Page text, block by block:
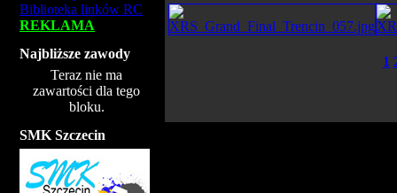
Biblioteka linków RC
REKLAMA
Najbliższe zawody
Teraz nie ma
zawartości dla tego
bloku.
SMK Szczecin
1